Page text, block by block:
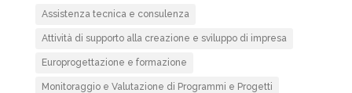
Assistenza tecnica e consulenza
Attività di supporto alla creazione e sviluppo di impresa
Europrogettazione e formazione
Monitoraggio e Valutazione di Programmi e Progetti